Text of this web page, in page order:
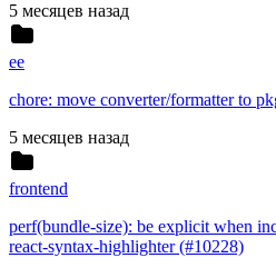
5 месяцев назад
ee
chore: move converter/formatter to
5 месяцев назад
frontend
perf(bundle-size): be explicit when
react-syntax-highlighter (#10228)